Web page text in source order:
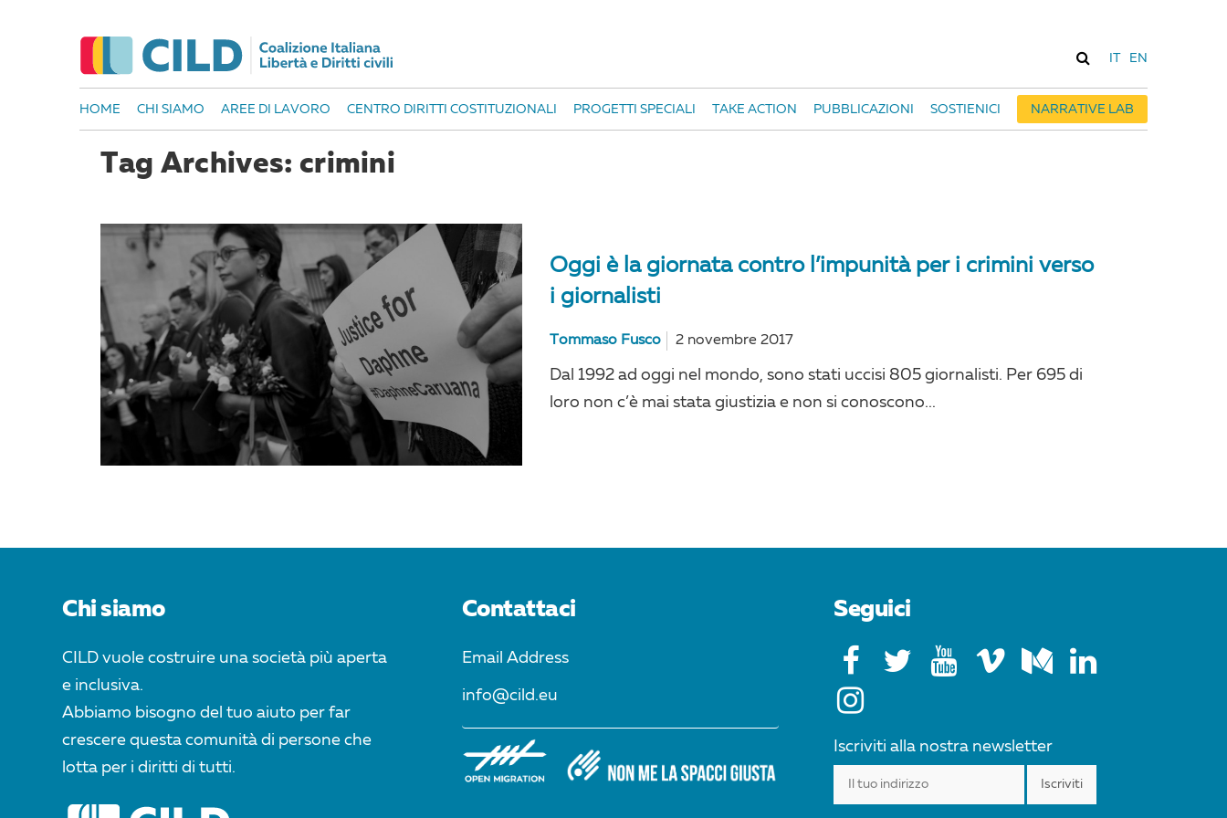
EN
HOME CHI SIAMO AREE DI LAVORO CENTRO DIRITTI COSTITUZIONALI PROGETTI SPECIALI TAKE ACTION PUBBLICAZIONI SOSTIENICI NARRATIVE LAB
Tag Archives: crimini
Oggi è la giornata contro l’impunità per i crimini verso
i giornalisti
Tommaso Fusco 2 novembre 2017
Dal 1992 ad oggi nel mondo, sono stati uccisi 805 giornalisti. Per 695 di
loro non c’è mai stata giustizia e non si conoscono...
Chi siamo
CILD vuole costruire una società più aperta
e inclusiva.
Abbiamo bisogno del tuo aiuto per far
crescere questa comunità di persone che
lotta per i diritti di tutti.
Contattaci
Email Address
info@cild.eu
Seguici
Iscriviti alla nostra newsletter